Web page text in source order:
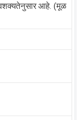
आहे. (मूळ